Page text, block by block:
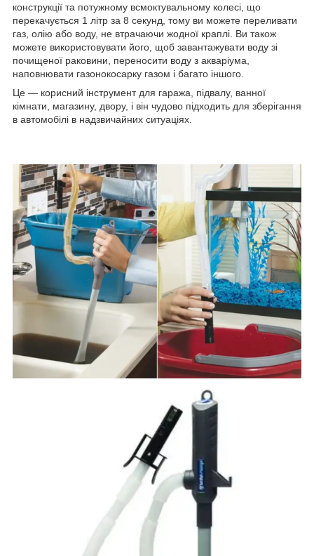
конструкції та потужному всмоктувальному колесі, що
перекачується 1 літр за 8 секунд, тому ви можете переливати
газ, олію або воду, не втрачаючи жодної краплі. Ви також
можете використовувати його, щоб завантажувати воду зі
почищеної раковини, переносити воду з акваріума,
наповнювати газонокосарку газом і багато іншого.
Це — корисний інструмент для гаража, підвалу, ванної
кімнати, магазину, двору, і він чудово підходить для зберігання
в автомобілі в надзвичайних ситуаціях.